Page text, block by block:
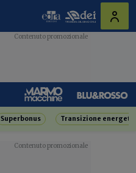
Superbonus Transizione